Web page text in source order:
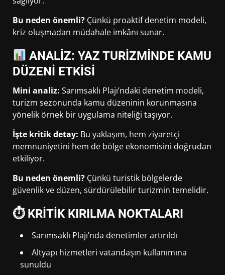
Bu neden önemli? Çünkü proaktif denetim modeli,
kriz oluşmadan müdahale imkânı sunar.
ANALİZ: YAZ TURİZMİNDE KAMU
DÜZENİ ETKİSİ
Mini analiz: Sarımsaklı Plajı’ndaki denetim modeli,
turizm sezonunda kamu düzeninin korunmasına
yönelik örnek bir uygulama niteliği taşıyor.
İşte kritik detay: Bu yaklaşım, hem ziyaretçi
memnuniyetini hem de bölge ekonomisini doğrudan
etkiliyor.
Bu neden önemli? Çünkü turistik bölgelerde
güvenlik ve düzen, sürdürülebilir turizmin temelidir.
⏱ KRİTİK KIRILMA NOKTALARI
Sarımsaklı Plajı’nda denetimler artırıldı
Altyapı hizmetleri vatandaşın kullanımına
sunuldu